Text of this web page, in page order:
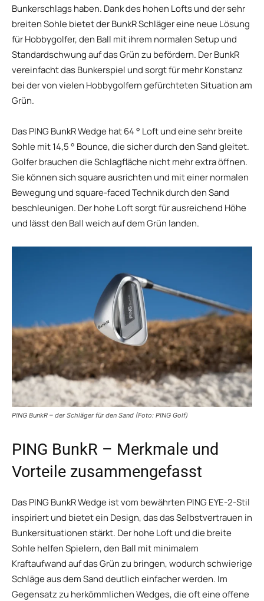
Bunkerschlags haben. Dank des hohen Lofts und der sehr
breiten Sohle bietet der BunkR Schläger eine neue Lösung
für Hobbygolfer, den Ball mit ihrem normalen Setup und
Standardschwung auf das Grün zu befördern. Der BunkR
vereinfacht das Bunkerspiel und sorgt für mehr Konstanz
bei der von vielen Hobbygolfern gefürchteten Situation am
Grün.
Das PING BunkR Wedge hat 64 ° Loft und eine sehr breite
Sohle mit 14,5 ° Bounce, die sicher durch den Sand gleitet.
Golfer brauchen die Schlagfläche nicht mehr extra öffnen.
Sie können sich square ausrichten und mit einer normalen
Bewegung und square-faced Technik durch den Sand
beschleunigen. Der hohe Loft sorgt für ausreichend Höhe
und lässt den Ball weich auf dem Grün landen.
PING BunkR – der Schläger für den Sand (Foto: PING Golf)
PING BunkR – Merkmale und
Vorteile zusammengefasst
Das PING BunkR Wedge ist vom bewährten PING EYE-2-Stil
inspiriert und bietet ein Design, das das Selbstvertrauen in
Bunkersituationen stärkt. Der hohe Loft und die breite
Sohle helfen Spielern, den Ball mit minimalem
Kraftaufwand auf das Grün zu bringen, wodurch schwierige
Schläge aus dem Sand deutlich einfacher werden. Im
Gegensatz zu herkömmlichen Wedges, die oft eine offene